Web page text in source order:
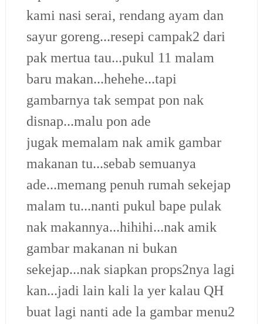
kami nasi serai, rendang ayam dan
sayur goreng...resepi campak2 dari
pak mertua tau...pukul 11 malam
baru makan...hehehe...tapi
gambarnya tak sempat pon nak
disnap...malu pon ade
jugak memalam nak amik gambar
makanan tu...sebab semuanya
ade...memang penuh rumah sekejap
malam tu...nanti pukul bape pulak
nak makannya...hihihi...nak amik
gambar makanan ni bukan
sekejap...nak siapkan props2nya lagi
kan...jadi lain kali la yer kalau QH
buat lagi nanti ade la gambar menu2